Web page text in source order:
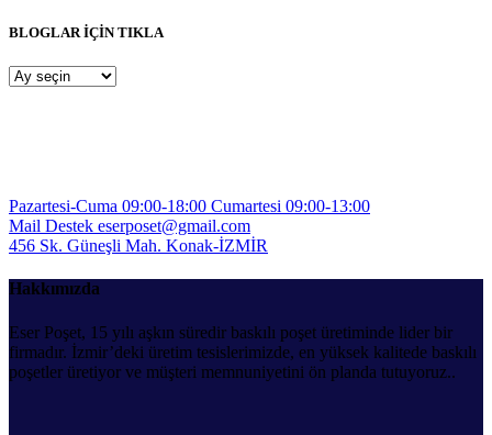
BLOGLAR İÇİN TIKLA
BLOGLAR
Pazartesi-Cuma 09:00-18:00 Cumartesi 09:00-13:00
Mail Destek eserposet@gmail.com
456 Sk. Güneşli Mah. Konak-İZMİR
Hakkımızda
Eser Poşet, 15 yılı aşkın süredir baskılı poşet üretiminde lider bir
firmadır. İzmir’deki üretim tesislerimizde, en yüksek kalitede baskılı
poşetler üretiyor ve müşteri memnuniyetini ön planda tutuyoruz..